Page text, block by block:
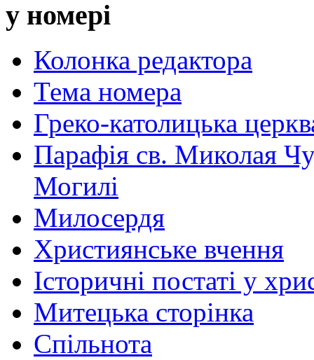
у номері
Колонка редактора
Тема номера
Греко-католицька
Парафія св. Миколая
Могилі
Милосердя
Християнське вчення
Історичні постаті у
Митецька сторінка
Спільнота